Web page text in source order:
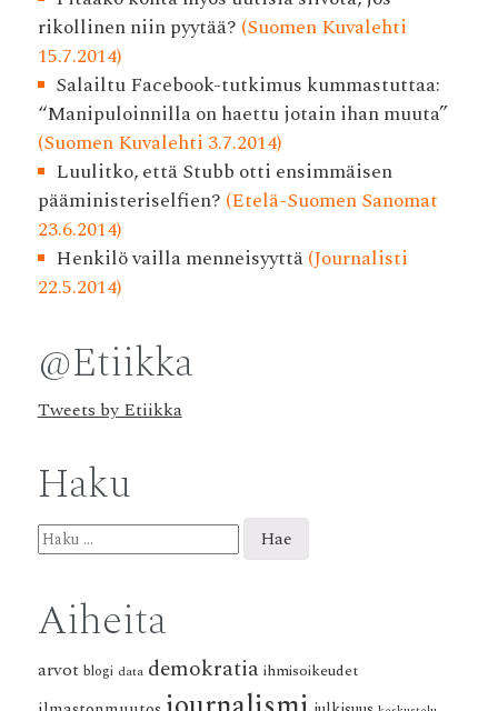
rikollinen niin pyytää? (Suomen Kuvalehti
15.7.2014)
Salailtu Facebook-tutkimus kummastuttaa:
“Manipuloinnilla on haettu jotain ihan muuta”
(Suomen Kuvalehti 3.7.2014)
Luulitko, että Stubb otti ensimmäisen
pääministeriselfien? (Etelä-Suomen Sanomat
23.6.2014)
Henkilö vailla menneisyyttä(Journalisti
22.5.2014)
@Etiikka
Tweets by Etiikka
Haku
Haku:
Aiheita
arvot blogi data demokratia ihmisoikeudet